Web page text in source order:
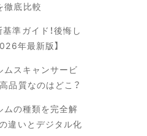
徹底比較
準ガイド！後悔し
年最新版】
ムスキャンサービ
品質なのはどこ？
ムの種類を完全解
違いとデジタル化